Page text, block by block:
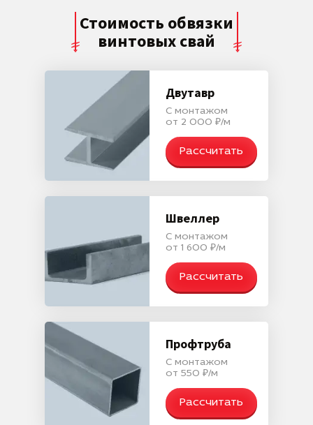
Стоимость обвязки
винтовых свай
Двутавр
С монтажом
от 2 000 ₽/м
Рассчитать
Швеллер
С монтажом
от 1 600 ₽/м
Рассчитать
Профтруба
С монтажом
от 550 ₽/м
Рассчитать